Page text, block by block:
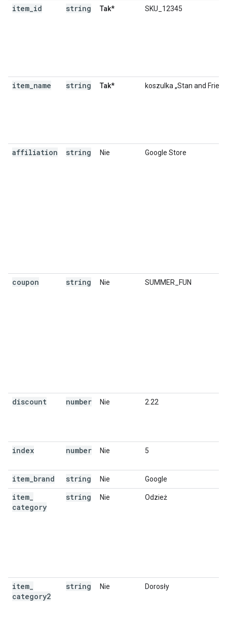
item id string Tak* SKU_12345
item name string Tak* koszulka „Stan and
affiliation string Nie Google Store
coupon string Nie SUMMER_FUN
discount number Nie 2.22
index number Nie 5
item brand string Nie Google
item
category
string Nie Odzież
item
category2
string Nie Dorosły